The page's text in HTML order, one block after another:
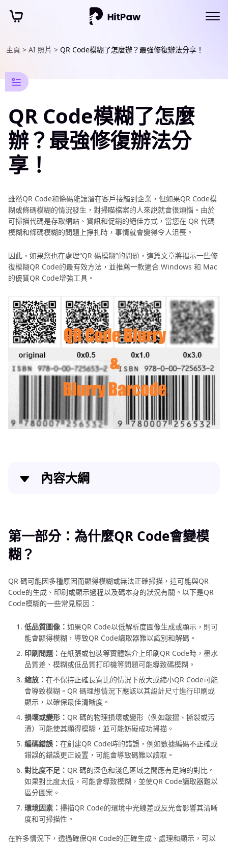
主頁 > AI 照片 > QR Code模糊了怎麼辦？最強修復辦法分享！
照
片
照
修
復
技
巧
一
黑
白
照
片
彩
色
照
片
數
位
化
工
具
推
舊
照
指
態
照
片
變
態
無
修
照
用
Mac
時
機
找
回
丟
失
片
修
復
具
推
薦
他
訊
QR Code模糊了怎麼
辦？最強修復辦法分
享！
雖然QR Code和條碼能讓潛在客戶接觸到企業，但如果QR Code模
糊或條碼模糊的情況發生，對掃瞄檔案的人來說就會很煩惱。由於
可掃描代碼是存取網站、資訊和促銷的絕佳方式，當您在 QR 代碼
模糊和條碼模糊的問題上掙扎時，事情就會變得令人沮喪。
因此，如果您也在處理“QR 碼模糊”的問題，這篇文章將揭示一些修
復模糊QR Code的最有效方法，並推薦一款適合 Windows 和 Mac
的優質QR Code增強工具。
內容大綱
第二部分：如何在線排查模糊的QR Code
第三部分：修復模糊QR Code的其他方法
第四部分：QR 碼掃描問題及如何修復？
修復模糊QR Code的辦法結論
第一部分：為什麼QR Code會變模
糊？
QR 碼可能因多種原因而顯得模糊或無法正確掃描，這可能與QR
Code的生成、印刷或顯示過程以及碼本身的狀況有關。以下是QR
Code模糊的一些常見原因：
低品質圖像： 如果QR Code以低解析度圖像生成或顯示，則可
能會顯得模糊，導致QR Code讀取器難以識別和解碼。
印刷問題： 在紙張或包裝等實體媒介上印刷QR Code時，墨水
品質差、模糊或低品質打印機等問題可能導致碼模糊。
縮放： 在不保持正確長寬比的情況下放大或縮小QR Code可能
會導致模糊。QR 碼理想情況下應該以其設計尺寸進行印刷或
顯示，以確保最佳清晰度。
損壞或變形： QR 碼的物理損壞或變形（例如皺摺、撕裂或污
漬）可能使其顯得模糊，並可能妨礙成功掃描。
編碼錯誤： 在創建QR Code時的錯誤，例如數據編碼不正確或
錯誤的錯誤更正設置，可能會導致碼難以讀取。
對比度不足： QR 碼的深色和淺色區域之間應有足夠的對比。
如果對比度太低，可能會導致模糊，並使QR Code讀取器難以
區分圖案。
環境因素： 掃描QR Code的環境中光線差或反光會影響其清晰
度和可掃描性。
在許多情況下，透過確保QR Code的正確生成、處理和顯示，可以